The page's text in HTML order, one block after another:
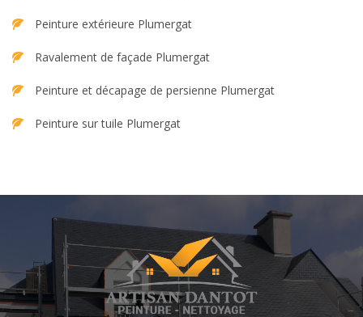
Peinture extérieure Plumergat
Ravalement de façade Plumergat
Peinture et décapage de persienne Plumergat
Peinture sur tuile Plumergat